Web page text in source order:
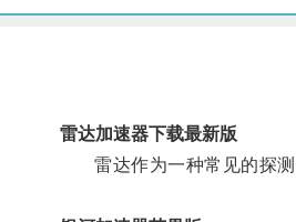
雷达加速器下载最新版
雷达作为一种常见的探测